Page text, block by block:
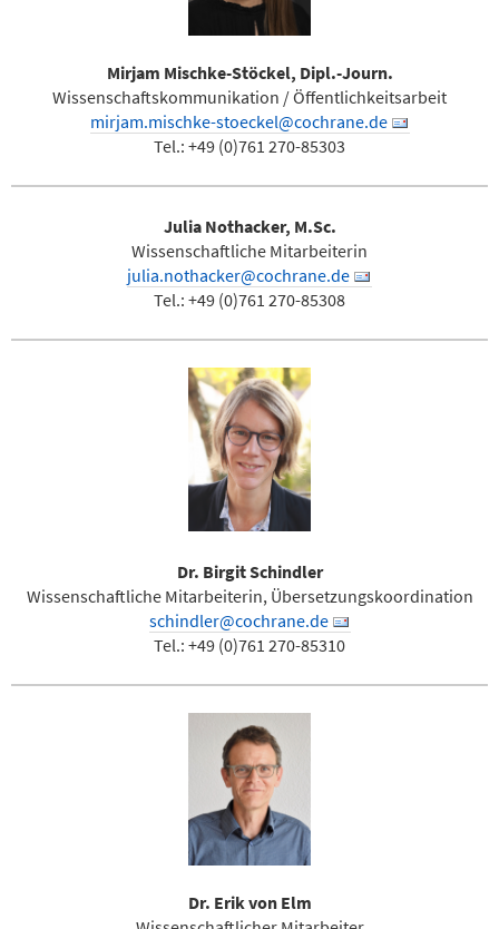
Mirjam Mischke-Stöckel, Dipl.-Journ.
Wissenschaftskommunikation / Öffentlichkeitsarbeit
mirjam.mischke-stoeckel@cochrane.de
Tel.: +49 (0)761 270-85303
Julia Nothacker, M.Sc.
Wissenschaftliche Mitarbeiterin
julia.nothacker@cochrane.de
Tel.: +49 (0)761 270-85308
Dr. Birgit Schindler
Wissenschaftliche Mitarbeiterin, Übersetzungskoordination
schindler@cochrane.de
Tel.: +49 (0)761 270-85310
Dr. Erik von Elm